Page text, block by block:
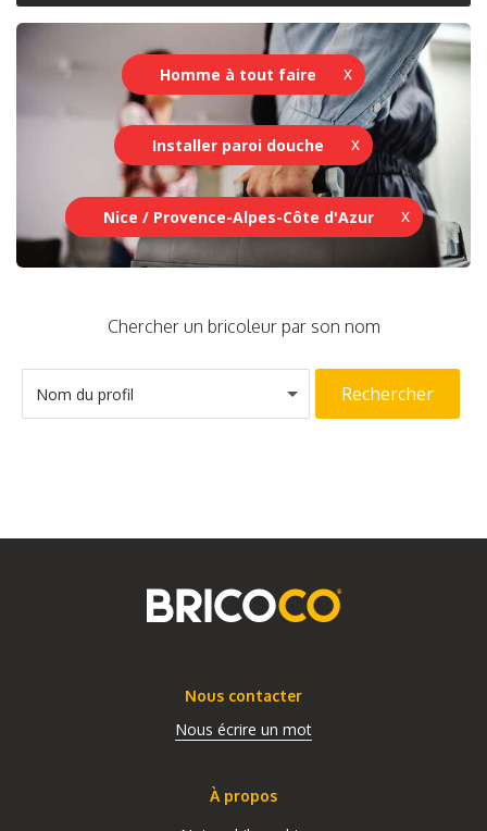
Homme à tout faire
Installer paroi douche
Nice / Provence-Alpes-Côte d'Azur
Chercher un bricoleur par son nom
Nom du profil Rechercher
Nous contacter
Nous écrire un mot
À propos